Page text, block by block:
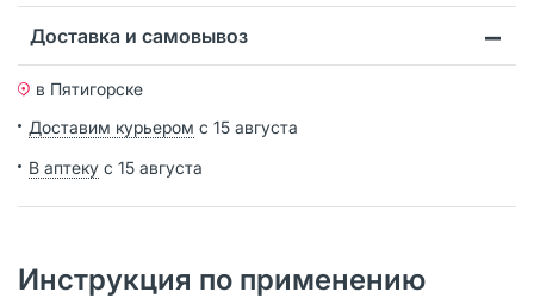
Доставка и самовывоз
в Пятигорске
Доставим курьером с 15 августа
В аптеку с 15 августа
Инструкция по применению